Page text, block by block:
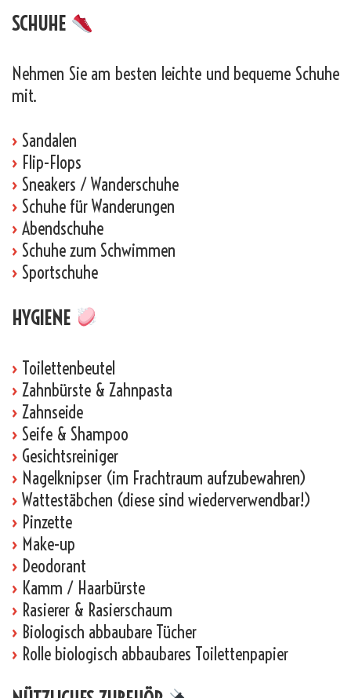
SCHUHE
Nehmen Sie am besten leichte und bequeme Schuhe
mit.
› Sandalen
› Flip-Flops
› Sneakers / Wanderschuhe
› Schuhe für Wanderungen
› Abendschuhe
› Schuhe zum Schwimmen
› Sportschuhe
HYGIENE
› Toilettenbeutel
› Zahnbürste & Zahnpasta
› Zahnseide
› Seife & Shampoo
› Gesichtsreiniger
› Nagelknipser (im Frachtraum aufzubewahren)
› Wattestäbchen (diese sind wiederverwendbar!)
› Pinzette
› Make-up
› Deodorant
› Kamm / Haarbürste
› Rasierer & Rasierschaum
› Biologisch abbaubare Tücher
› Rolle biologisch abbaubares Toilettenpapier